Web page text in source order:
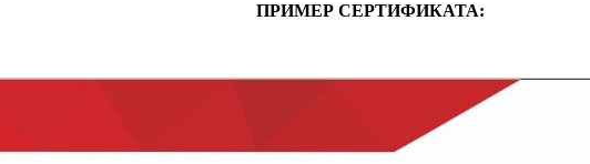
ПРИМЕР СЕРТИФИКАТА: